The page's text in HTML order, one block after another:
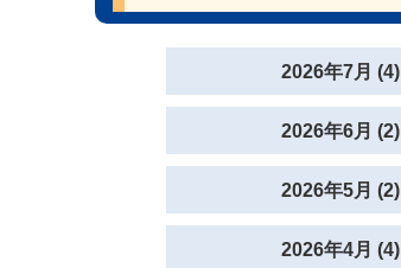
2026年7月 (4)
2026年6月 (2)
2026年5月 (2)
2026年4月 (4)